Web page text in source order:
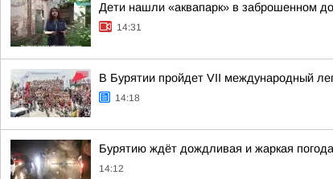
Дети нашли «аквапарк» в заброшенном
14:31
В Бурятии пройдет VII международный
14:18
Бурятию ждёт дождливая и жаркая погода
14:12